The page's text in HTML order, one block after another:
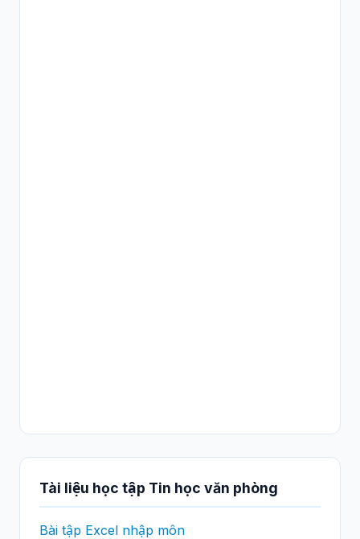
Tài liệu học tập Tin học văn phòng
Bài tập Excel nhập môn